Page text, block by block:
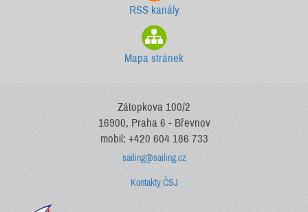
RSS kanály
Mapa stránek
Zátopkova 100/2
16900, Praha 6 - Břevnov
mobil: +420 604 186 733
sailing@sailing.cz
Kontakty ČSJ